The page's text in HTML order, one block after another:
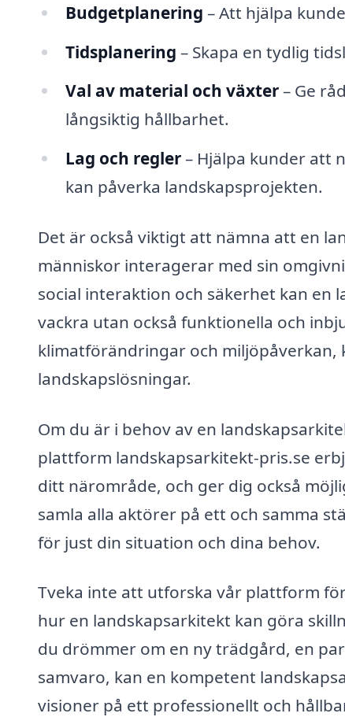
Budgetplanering – Att hjälpa
Tidsplanering – Skapa en tydlig
Val av material och växter– Ge
långsiktig hållbarhet.
Lag och regler– Hjälpa kunder att
kan påverka landskapsprojekten.
Det är också viktigt att nämna att en
människor interagerar med sin
social interaktion och säkerhet kan en
vackra utan också funktionella och
klimatförändringar och miljöpåverkan,
landskapslösningar.
Om du är i behov av en
plattform landskapsarkitekt-pris.se
ditt närområde, och ger dig också
samla alla aktörer på ett och samma
för just din situation och dina behov.
Tveka inte att utforska vår plattform
hur en landskapsarkitekt kan göra
du drömmer om en ny trädgård, en
samvaro, kan en kompetent
visioner på ett professionellt och